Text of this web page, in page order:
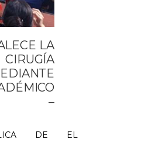
LA
–
DE EL